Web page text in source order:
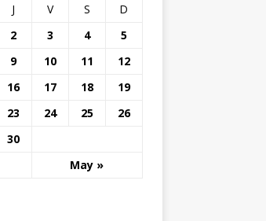
J V S D
May »
2 3 4
5
9 10 11
12
16 17 18
19
23 24 25
26
30